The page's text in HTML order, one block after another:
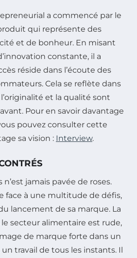
a commencé par le
qui représente des
et de bonheur. En misant
constante, il a
réside dans l’écoute des
Cela se reflète dans
et la qualité sont
Pour en savoir davantage
pouvez consulter cette
sa vision : Interview.
jamais pavée de roses.
face à une multitude de défis,
lancement de sa marque. La
secteur alimentaire est rude,
de marque forte dans un
travail de tous les instants. Il